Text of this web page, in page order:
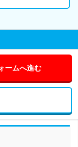
ームへ進む